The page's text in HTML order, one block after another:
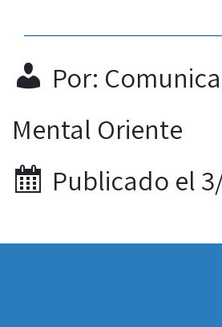
Por:
Mental Oriente
Publicado el